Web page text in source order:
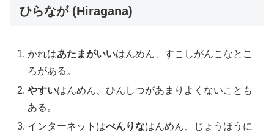
ひらなが (Hiragana)
かれはあたまがいいはんめん、すこしがんこなとこ
ろがある。
やすいはんめん、ひんしつがあまりよくないことも
ある。
インターネットはべんりなはんめん、じょうほうに